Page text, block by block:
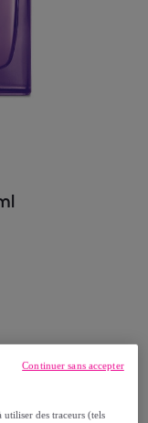
utiliser des traceurs (tels
Continuer sans accepter